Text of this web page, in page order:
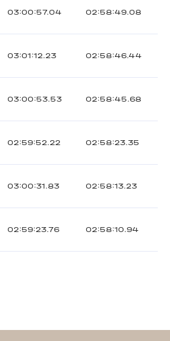
03:00:57.04 02:58:49.08
03:01:12.23 02:58:46.44
03:00:53.53 02:58:45.68
02:59:52.22 02:58:23.35
03:00:31.83 02:58:13.23
02:59:23.76 02:58:10.94